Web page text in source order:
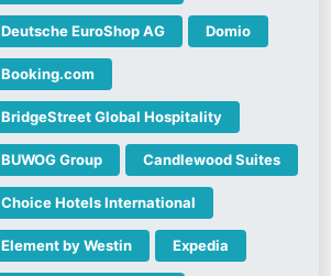
Deutsche EuroShop AG Domio
Booking.com
BridgeStreet Global Hospitality
BUWOG Group Candlewood Suites
Choice Hotels International
Element by Westin Expedia